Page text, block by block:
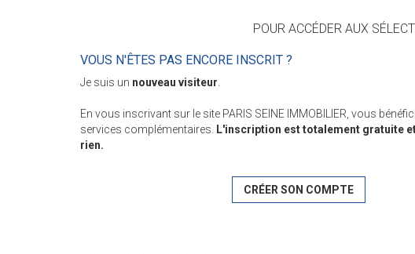
POUR ACCÉDER AUX
VOUS N'ÊTES PAS ENCORE INSCRIT ?
Je suis un nouveau visiteur.
En vous inscrivant sur le site PARIS SEINE IMMOBILIER, vous
services complémentaires. L'inscription est totalement gratuite
rien.
CRÉER SON COMPTE